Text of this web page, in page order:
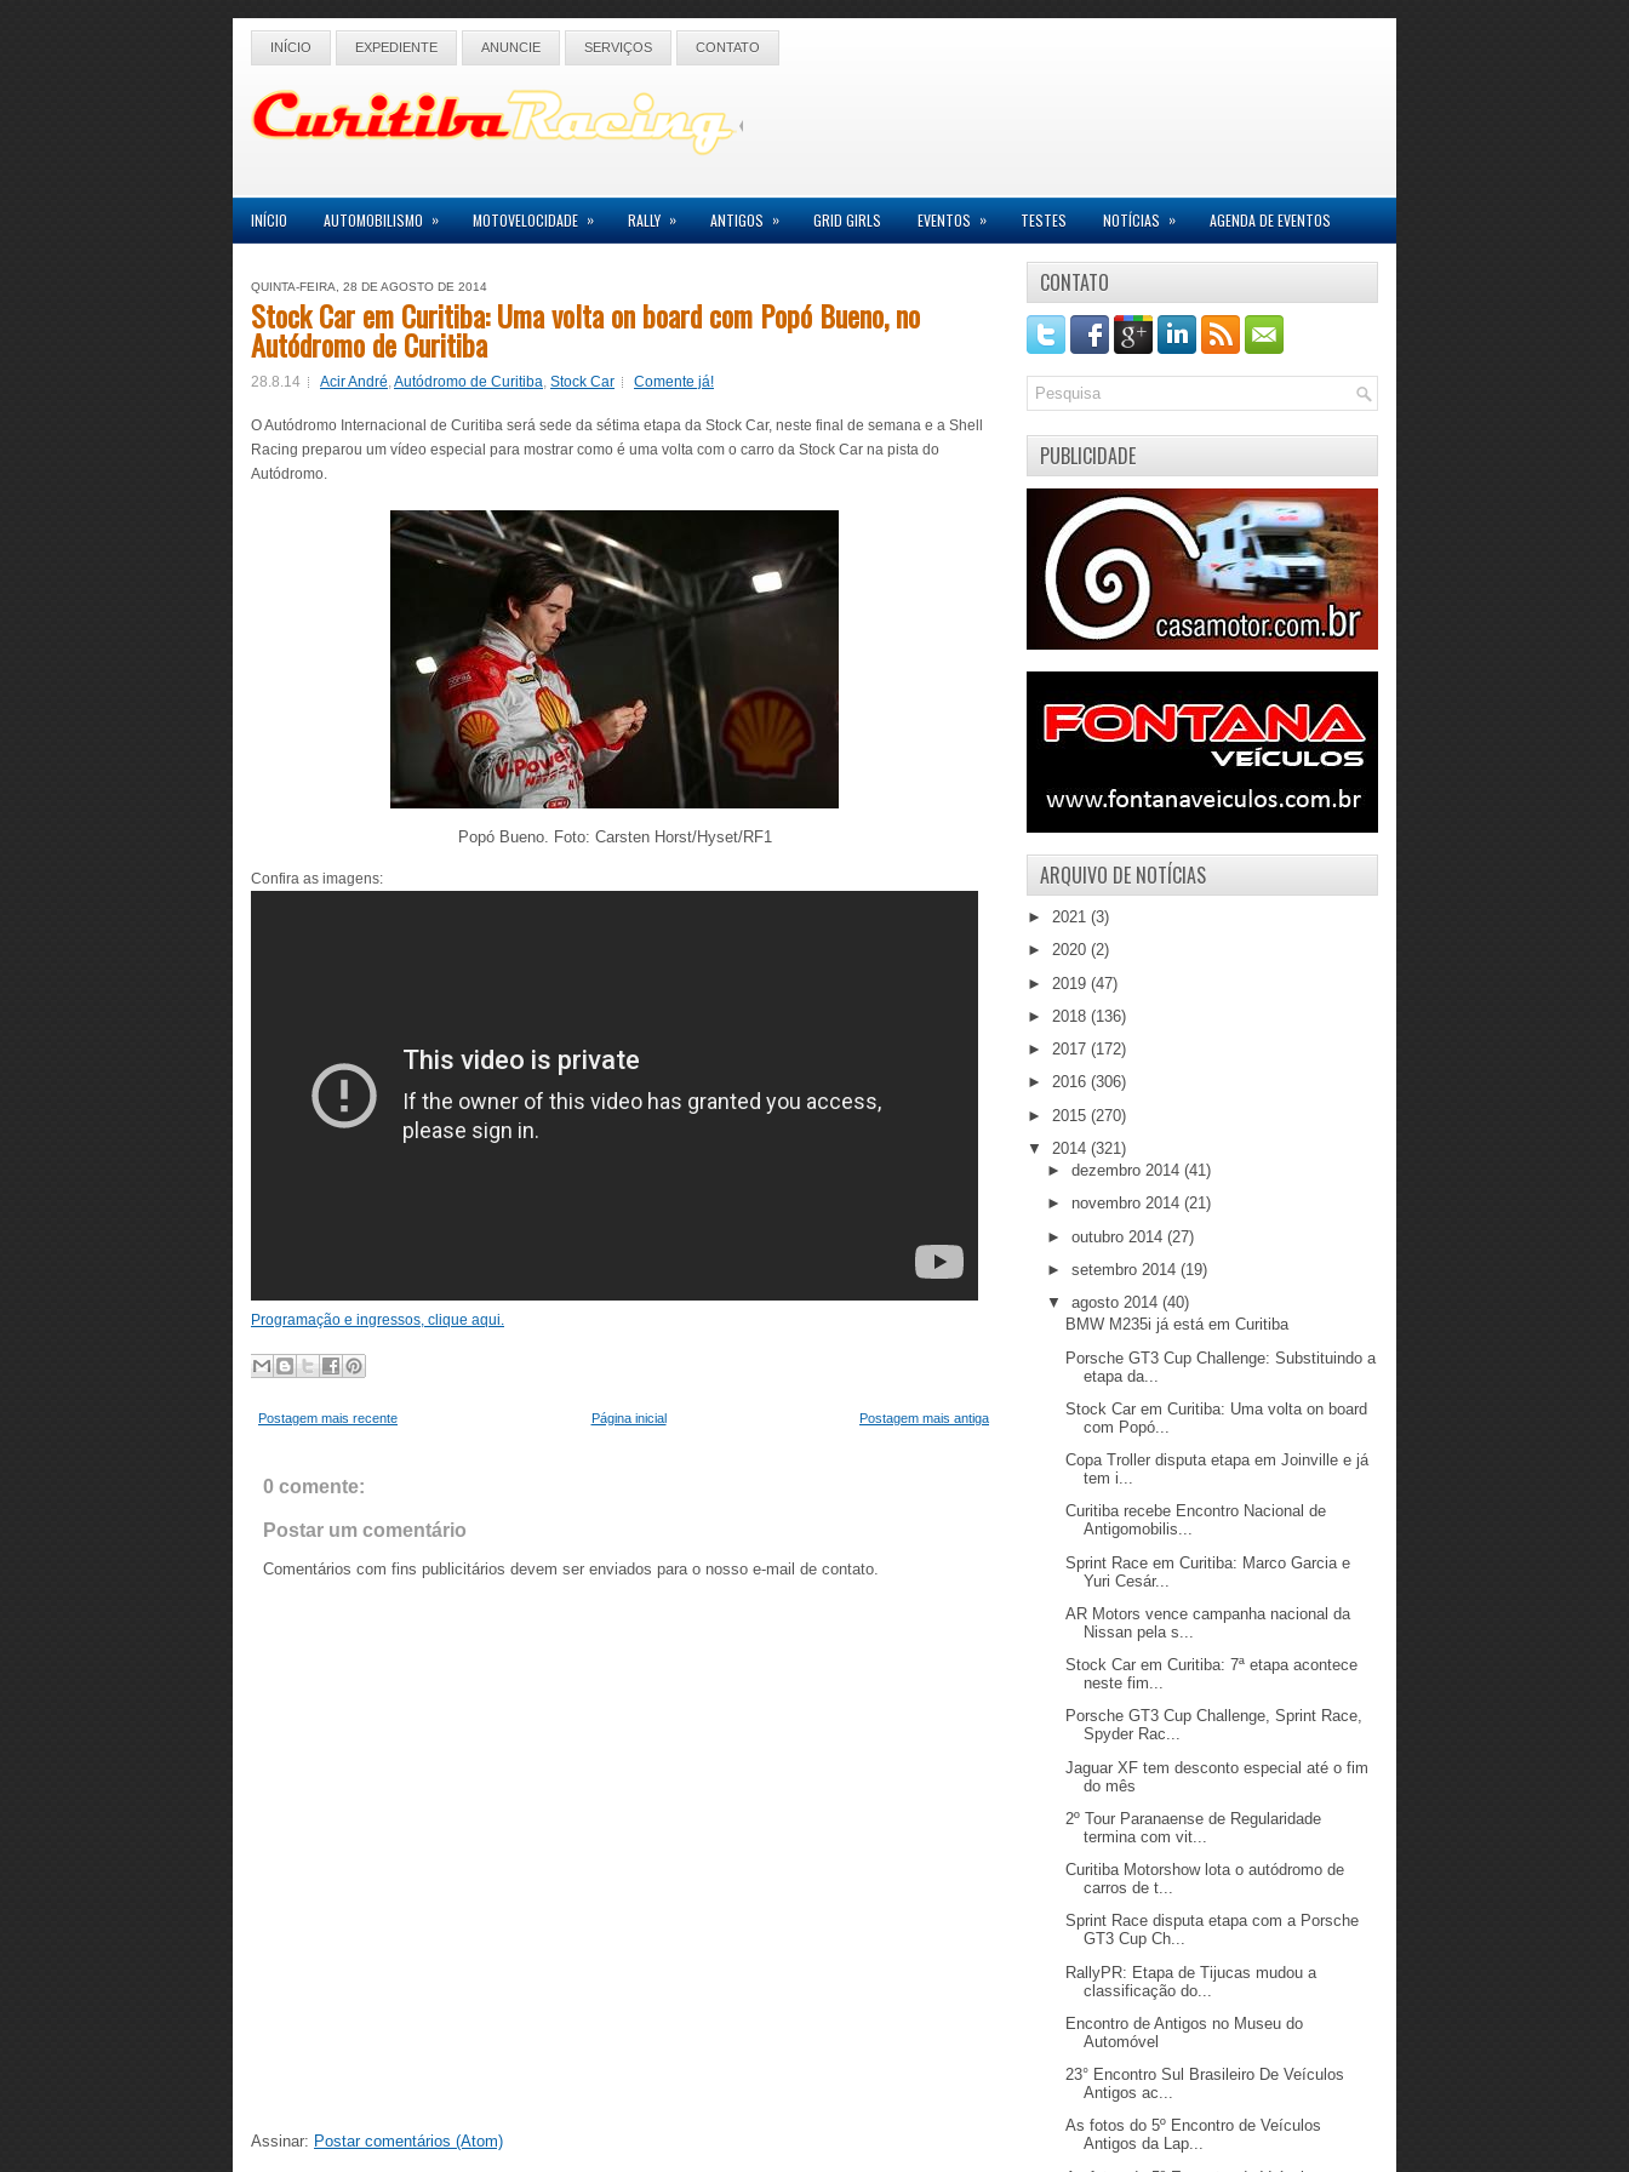
INÍCIO EXPEDIENTE ANUNCIE SERVIÇOS CONTATO
INÍCIO AUTOMOBILISMO » MOTOVELOCIDADE » RALLY » ANTIGOS » GRID GIRLS EVENTOS » TESTES NOTÍCIAS » AGENDA DE EVENTOS
QUINTA-FEIRA, 28 DE AGOSTO DE 2014
Stock Car em Curitiba: Uma volta on board com Popó Bueno, no
Autódromo de Curitiba
28.8.14 Acir André,Autódromo de Curitiba, Stock Car Comente já!
O Autódromo Internacional de Curitiba será sede da sétima etapa da Stock Car, neste final de semana e a Shell
Racing preparou um vídeo especial para mostrar como é uma volta com o carro da Stock Car na pista do
Autódromo.
Popó Bueno. Foto: Carsten Horst/Hyset/RF1
Confira as imagens:
Programação e ingressos, clique aqui.
Postagem mais recente Postagem mais antiga
Página inicial
0 comente:
Postar um comentário
Comentários com fins publicitários devem ser enviados para o nosso e-mail de contato.
Assinar: Postar comentários (Atom)
CONTATO
PUBLICIDADE
ARQUIVO DE NOTÍCIAS
► 2021 (3)
► 2020 (2)
► 2019 (47)
► 2018 (136)
► 2017 (172)
► 2016 (306)
► 2015 (270)
▼ 2014 (321)
► dezembro 2014 (41)
► novembro 2014 (21)
► outubro 2014 (27)
► setembro 2014 (19)
▼ agosto 2014 (40)
BMW M235i já está em Curitiba
Porsche GT3 Cup Challenge: Substituindo a
etapa da...
Stock Car em Curitiba: Uma volta on board
com Popó...
Copa Troller disputa etapa em Joinville e já
tem i...
Curitiba recebe Encontro Nacional de
Antigomobilis...
Sprint Race em Curitiba: Marco Garcia e
Yuri Cesár...
AR Motors vence campanha nacional da
Nissan pela s...
Stock Car em Curitiba: 7ª etapa acontece
neste fim...
Porsche GT3 Cup Challenge, Sprint Race,
Spyder Rac...
Jaguar XF tem desconto especial até o fim
do mês
2º Tour Paranaense de Regularidade
termina com vit...
Curitiba Motorshow lota o autódromo de
carros de t...
Sprint Race disputa etapa com a Porsche
GT3 Cup Ch...
RallyPR: Etapa de Tijucas mudou a
classificação do...
Encontro de Antigos no Museu do
Automóvel
23° Encontro Sul Brasileiro De Veículos
Antigos ac...
As fotos do 5º Encontro de Veículos
Antigos da Lap...